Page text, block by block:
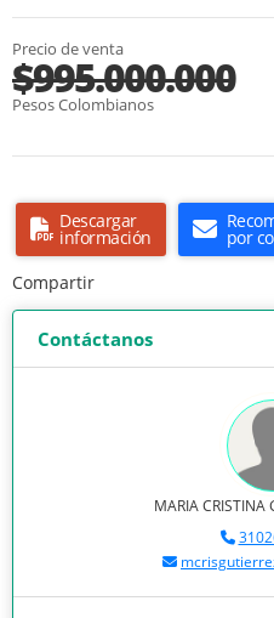
Precio de venta
$995.000.000
Pesos Colombianos
Descargar
información
por
Compartir
Contáctanos
MARIA CRISTINA